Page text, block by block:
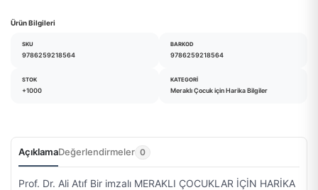
Ürün Bilgileri
SKU
9786259218564
BARKOD
9786259218564
STOK
+1000
KATEGORI
Meraklı Çocuk için Harika Bilgiler
AçıklamaDeğerlendirmeler 0
Prof. Dr. Ali Atıf Bir imzalı MERAKLI ÇOCUKLAR İÇİN HARİKA